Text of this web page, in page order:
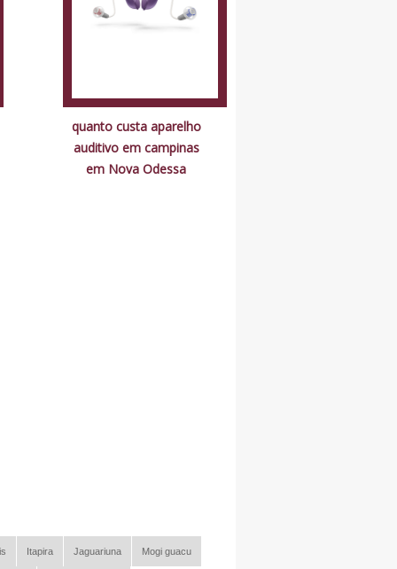
quanto custa aparelho
auditivo em campinas
em Nova Odessa
Itapira Jaguariuna Mogi guacu